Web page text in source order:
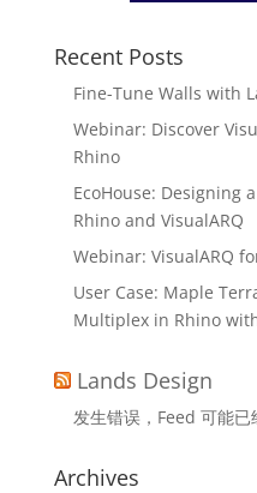
Recent Posts
Fine-Tune Walls with
Webinar: Discover
Rhino
EcoHouse: Designing
Rhino and VisualARQ
Webinar: VisualARQ
User Case: Maple
Multiplex in Rhino
Lands Design
发生错误，Feed 可能已
Archives